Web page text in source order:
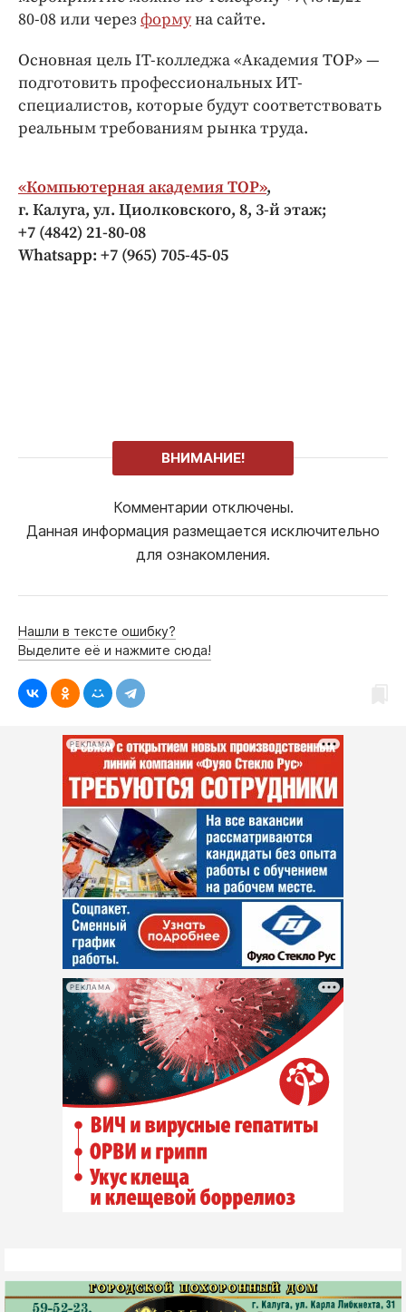
80-08 или черезформуна сайте.
Основная цель IT-колледжа «Академия TOP» —
подготовить профессиональных ИТ-
специалистов, которые будут соответствовать
реальным требованиям рынка труда.
«Компьютерная академия ТОР»,
г. Калуга, ул. Циолковского, 8, 3-й этаж;
+7 (4842) 21-80-08
Whatsapp: +7 (965) 705-45-05
ВНИМАНИЕ!
Комментарии отключены.
Данная информация размещается исключительно
для ознакомления.
Нашли в тексте ошибку?
Выделите её и нажмите сюда!
РЕКЛАМА
РЕКЛАМА